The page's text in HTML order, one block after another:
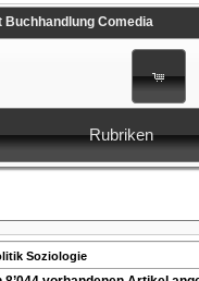
Comedia
Rubriken
Soziologie